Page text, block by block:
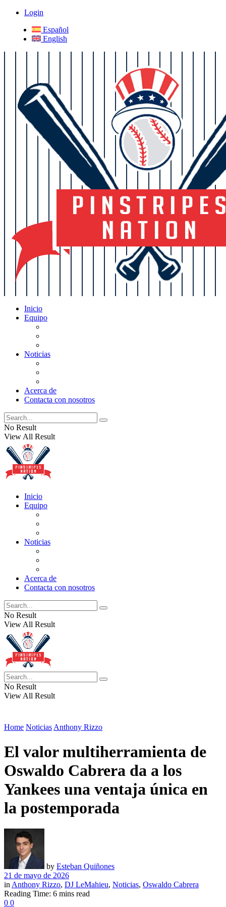
Login
Español
English
Inicio
Equipo
Noticias
Acerca de
Contacta con nosotros
No Result
View All Result
Inicio
Equipo
Noticias
Acerca de
Contacta con nosotros
No Result
View All Result
No Result
View All Result
Home Noticias Anthony Rizzo
El valor multiherramienta de
Oswaldo Cabrera da a los
Yankees una ventaja única en
la postemporada
by Esteban Quiñones
21 de mayo de 2026
in Anthony Rizzo, DJ LeMahieu, Noticias, Oswaldo Cabrera
Reading Time: 6 mins read
0 0